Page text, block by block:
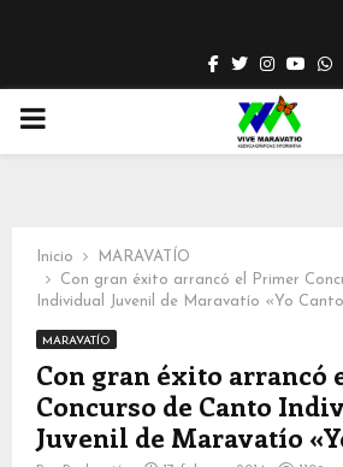
Facebook
TwitterInstagram
PRIMARY
Inicio
MARAVATÍO
Con gran éxito arrancó el Primer
Individual Juvenil de Maravatío «Yo
MARAVATÍO
Con gran éxito arrancó
Concurso de Canto
Juvenil de Maravatío